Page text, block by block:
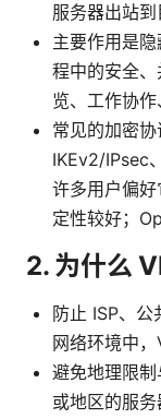
服务器出站到
主要作用是
程中的安全
览、工作协作
常见的加密
IKEv2/IPsec
许多用户偏
定性较好；
2. 为什么
防止 ISP、
网络环境中
避免地理限
或地区的服务